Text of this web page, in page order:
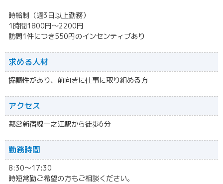
時給制（週3日以上勤務）
1時間1800円～2200円
訪問1件につき550円のインセンティブあり
求める人材
協調性があり、前向きに仕事に取り組める方
アクセス
都営新宿線一之江駅から徒歩6分
勤務時間
8:30～17:30
時短常勤ご希望の方もご相談ください。